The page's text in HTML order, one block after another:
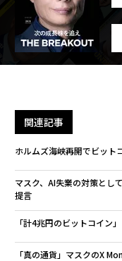
関連記事
ホルムズ海峡再開でビット
マスク、AI失業の対策と
提言
「計4兆円のビットコイン
「真の通貨」マスクのX